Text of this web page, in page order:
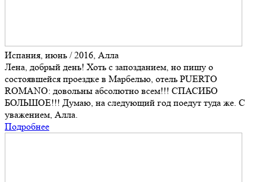
Испания, июнь / 2016, Алла
Лена, добрый день! Хоть с запозданием, но пишу о
состоявшейся проездке в Марбелью, отель PUERTO
ROMANO: довольны абсолютно всем!!! СПАСИБО
БОЛЬШОЕ!!! Думаю, на следующий год поедут туда же. С
уважением, Алла.
Подробнее